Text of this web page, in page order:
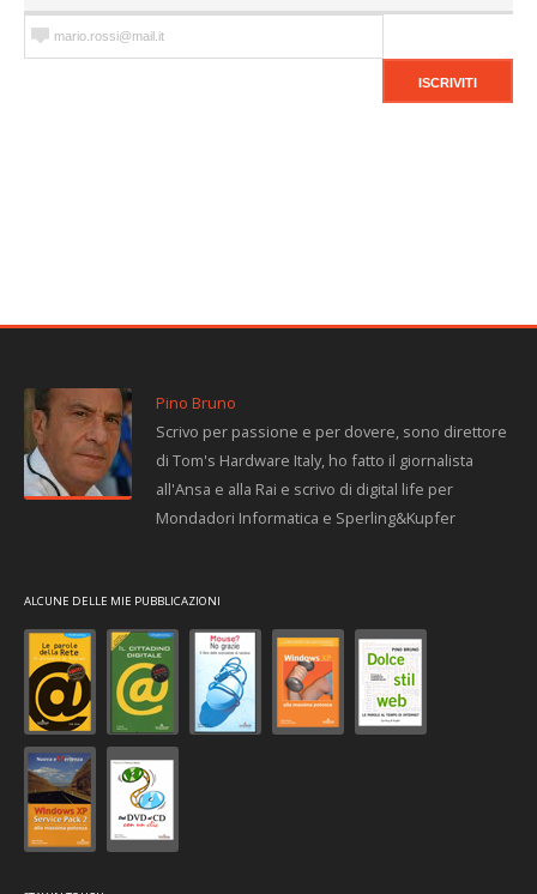
Pino Bruno
Scrivo per passione e per dovere, sono direttore
di Tom's Hardware Italy, ho fatto il giornalista
all'Ansa e alla Rai e scrivo di digital life per
Mondadori Informatica e Sperling&Kupfer
ALCUNE DELLE MIE PUBBLICAZIONI